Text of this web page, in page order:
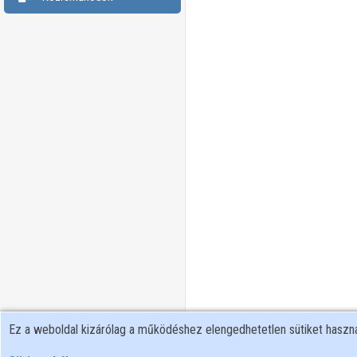
Ez a weboldal kizárólag a működéshez elengedhetetlen sütiket